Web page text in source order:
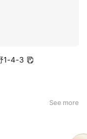
1-4-3
See more